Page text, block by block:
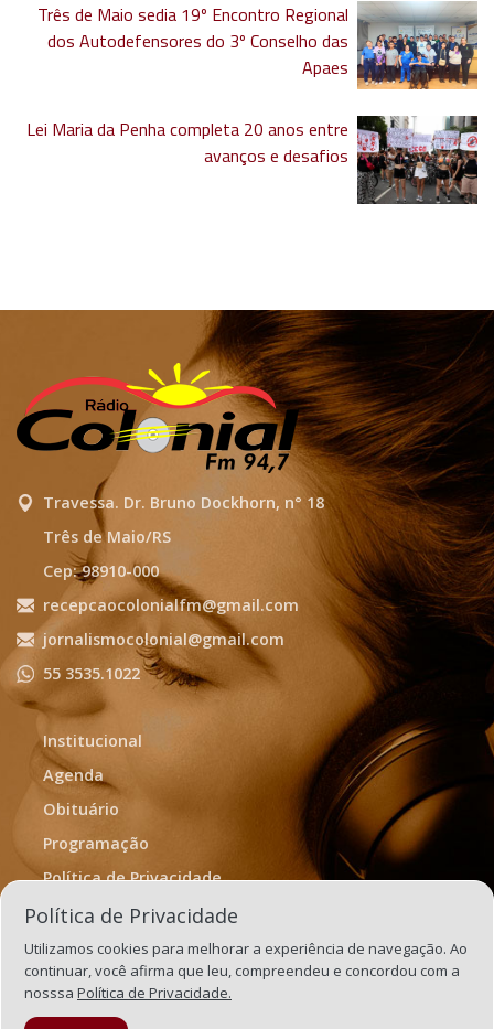
Três de Maio sedia 19º Encontro Regional
dos Autodefensores do 3º Conselho das
Apaes
Lei Maria da Penha completa 20 anos entre
avanços e desafios
Travessa. Dr. Bruno Dockhorn, n° 18
Três de Maio/RS
Cep: 98910-000
recepcaocolonialfm@gmail.com
jornalismocolonial@gmail.com
55 3535.1022
Institucional
Agenda
Obituário
Programação
Política de Privacidade
Termos de Uso
Política de Privacidade
Utilizamos cookies para melhorar a experiência de navegação. Ao
continuar, você afirma que leu, compreendeu e concordou com a
nosssa Política de Privacidade.